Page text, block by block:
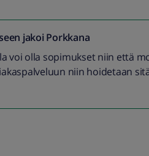
jakoi Porkkana
voi olla sopimukset niin että
niin hoidetaan